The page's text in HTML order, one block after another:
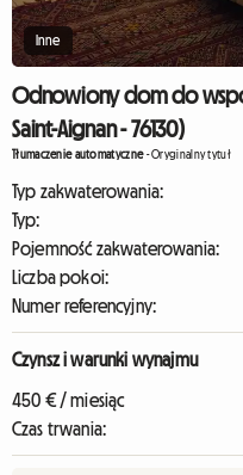
Inne
Odnowiony dom do
Saint-Aignan - 76130)
Tłumaczenie automatyczne-Oryginalny tytuł
Typ zakwaterowania:
Typ:
Pojemność zakwaterowania:
Liczba pokoi:
Numer referencyjny:
Czynsz i warunki wynajmu
450 € / miesiąc
Czas trwania: